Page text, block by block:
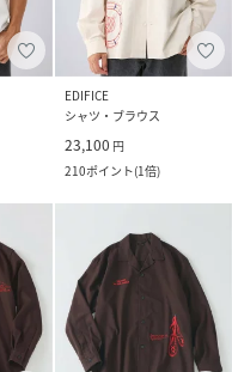
EDIFICE
シャツ・ブラウス
23,100 円
210ポイント(1倍)